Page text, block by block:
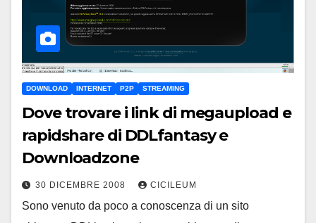
DOWNLOAD INTERNET P2P STREAMING
Dove trovare i link di megaupload e
rapidshare di DDLfantasy e
Downloadzone
30 DICEMBRE 2008 CICILEUM
Sono venuto da poco a conoscenza di un sito